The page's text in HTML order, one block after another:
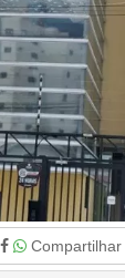
Compartilhar